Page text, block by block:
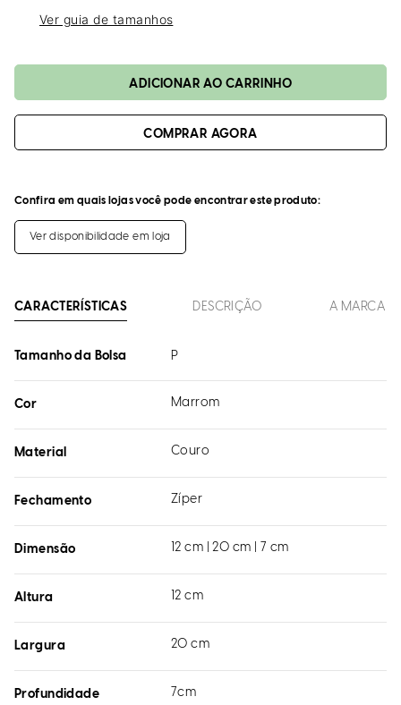
Ver guia de tamanhos
ADICIONAR AO CARRINHO
Confira em quais lojas você pode encontrar este produto:
Ver disponibilidade em loja
CARACTERÍSTICAS DESCRIÇÃO A MARCA
Tamanho da Bolsa P
Cor Marrom
Material Couro
Fechamento Zíper
Dimensão 12 cm | 20 cm | 7 cm
Altura 12 cm
Largura 20 cm
Profundidade 7cm